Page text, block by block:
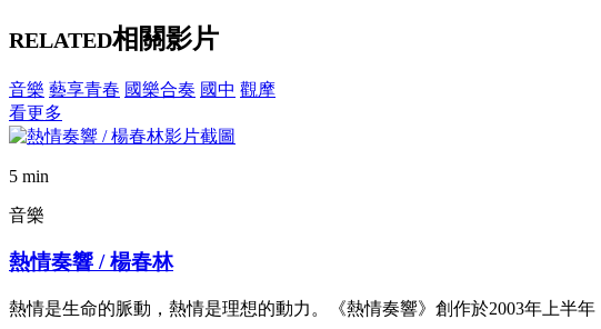
RELATED相關影片
音樂 藝享青春 國樂合奏 國中 觀摩
看更多
5 min
音樂
熱情奏響 / 楊春林
熱情是生命的脈動，熱情是理想的動力。《熱情奏響》創作於2003年上